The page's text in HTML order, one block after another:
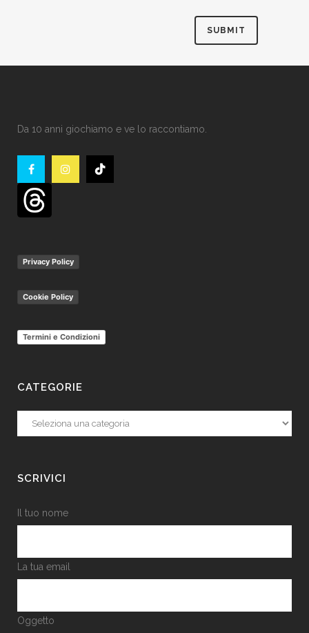
Da 10 anni giochiamo e ve lo raccontiamo.
Privacy Policy
Cookie Policy
Termini e Condizioni
CATEGORIE
Categorie
SCRIVICI
Il tuo nome
La tua email
Oggetto